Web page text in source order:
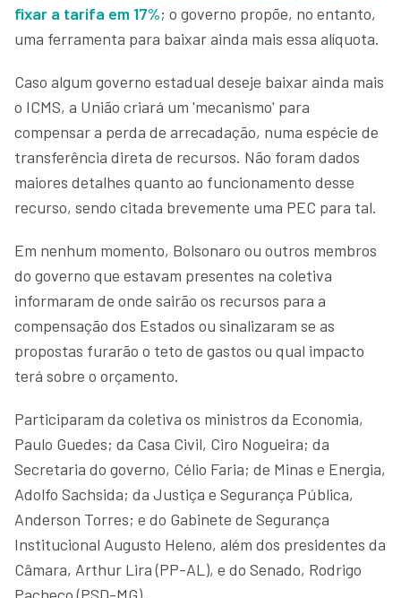
fixar a tarifa em 17%; o governo propõe, no entanto,
uma ferramenta para baixar ainda mais essa alíquota.
Caso algum governo estadual deseje baixar ainda mais
o ICMS, a União criará um 'mecanismo' para
compensar a perda de arrecadação, numa espécie de
transferência direta de recursos. Não foram dados
maiores detalhes quanto ao funcionamento desse
recurso, sendo citada brevemente uma PEC para tal.
Em nenhum momento, Bolsonaro ou outros membros
do governo que estavam presentes na coletiva
informaram de onde sairão os recursos para a
compensação dos Estados ou sinalizaram se as
propostas furarão o teto de gastos ou qual impacto
terá sobre o orçamento.
Participaram da coletiva os ministros da Economia,
Paulo Guedes; da Casa Civil, Ciro Nogueira; da
Secretaria do governo, Célio Faria; de Minas e Energia,
Adolfo Sachsida; da Justiça e Segurança Pública,
Anderson Torres; e do Gabinete de Segurança
Institucional Augusto Heleno, além dos presidentes da
Câmara, Arthur Lira (PP-AL), e do Senado, Rodrigo